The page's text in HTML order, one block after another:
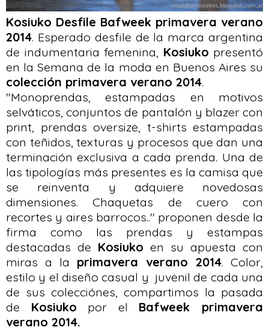
Kosiuko Desfile Bafweek primavera verano
2014. Esperado desfile de la marca argentina
de indumentaria femenina, Kosiuko presentó
en la Semana de la moda en Buenos Aires su
colección primavera verano 2014.
"Monoprendas, estampadas en motivos
selváticos, conjuntos de pantalón y blazer con
print, prendas oversize, t-shirts estampadas
con teñidos, texturas y procesos que dan una
terminación exclusiva a cada prenda. Una de
las tipologías más presentes es la camisa que
se reinventa y adquiere novedosas
dimensiones. Chaquetas de cuero con
recortes y aires barrocos.." proponen desde la
firma como las prendas y estampas
destacadas de Kosiuko en su apuesta con
miras a la primavera verano 2014. Color,
estilo y el diseño casual y juvenil de cada una
de sus colecciónes, compartimos la pasada
de Kosiuko por el Bafweek primavera
verano 2014.